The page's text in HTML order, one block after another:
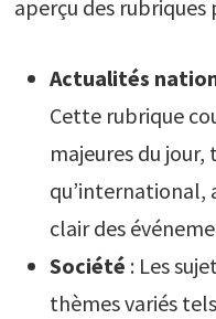
aperçu des rubriques
Actualités
Cette rubrique
majeures du
qu’international,
clair des
Société : Les
thèmes variés